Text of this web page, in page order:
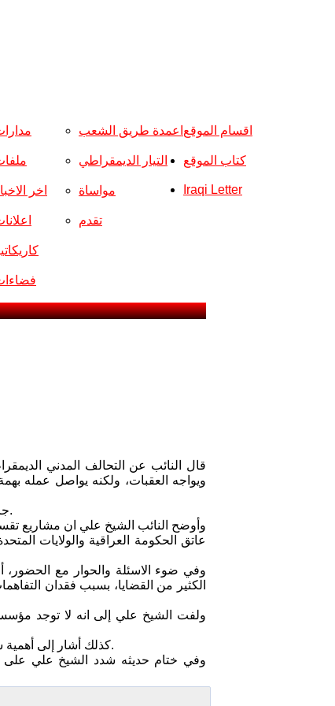
اقسام الموقع
اخر
اعمدة طريق الشعب
التيار الديمقراطي
مواساة
تقدم
كتاب الموقع
Iraqi Letter
قال النائب عن التحالف المدني
ويواجه العقبات، ولكنه يواصل عمله
جاء ذلك في ندوة أقامتها لجنة تنسيق التيار الديمقراطي في بريطانيا، الأحد الماضي، وأدارها الكاتب فيصل عبد الله.
وأوضح النائب الشيخ علي ان مشاريع
عاتق الحكومة العراقية والولايات
وفي ضوء الاسئلة والحوار مع الحضور،
الكثير من القضايا، بسبب فقدان
ولفت الشيخ علي إلى انه لا توجد مؤسسة
كذلك أشار إلى أهمية سن قانون التجنيد الإلزامي، وبيّن انه رغم الدعوات للتقشف، ما زال هدر ونهب المليارات من أموال البلاد مستمرا.
وفي ختام حديثه شدد الشيخ علي على